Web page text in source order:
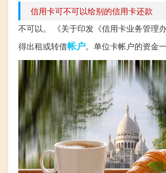
信用卡可不可以给别的信用卡还款
不可以。 《关于印发《信用卡业务管理
得出租或转借帐户。单位卡帐户的资金